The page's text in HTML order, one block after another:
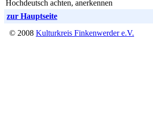
Hochdeutsch achten, anerkennen
zur Hauptseite
© 2008 Kulturkreis Finkenwerder e.V.